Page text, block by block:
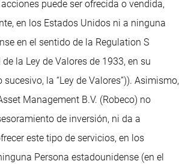
puede ser ofrecida o vendida,
en los Estados Unidos ni a ninguna
en el sentido de la Regulation S
la Ley de Valores de 1933, en su
la “Ley de Valores”)). Asimismo,
Management B.V. (Robeco) no
de inversión, ni da a
este tipo de servicios, en los
Persona estadounidense (en el